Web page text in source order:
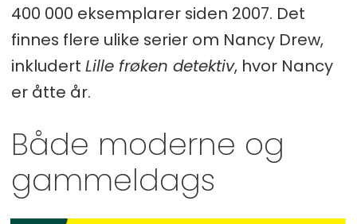
400 000 eksemplarer siden 2007. Det
finnes flere ulike serier om Nancy Drew,
inkludert Lille frøken detektiv, hvor Nancy
er åtte år.
Både moderne og
gammeldags